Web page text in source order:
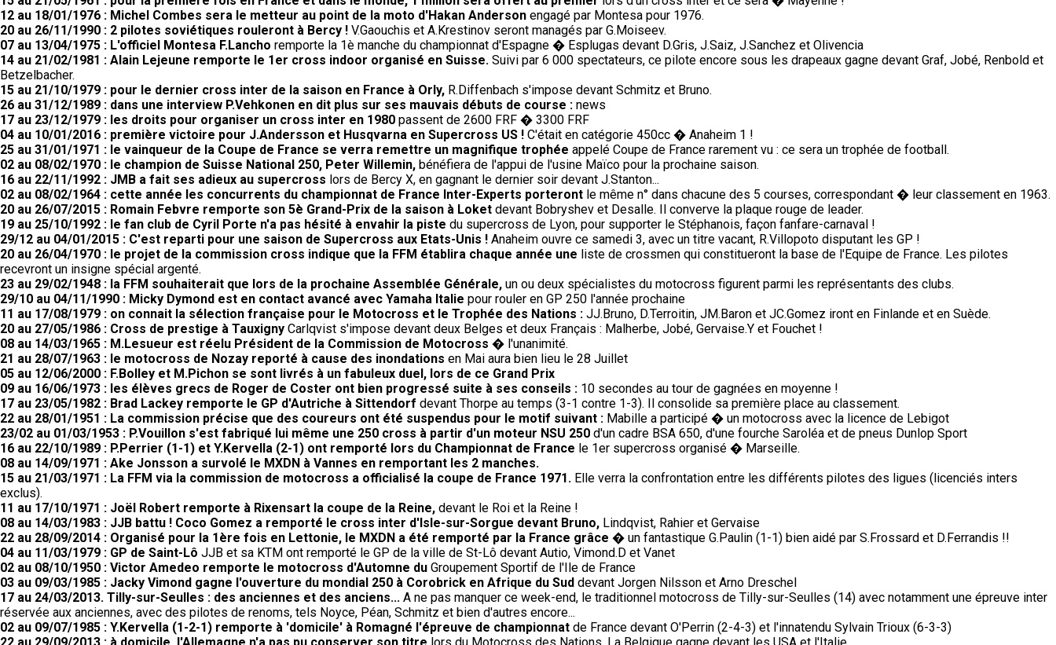
12 au 18/01/1976 : Michel Combes sera le metteur au point de la moto d'Hakan Anderson engagé par Montesa pour 1976.
20 au 26/11/1990 : 2 pilotes soviétiques rouleront à Bercy ! V.Gaouchis et A.Krestinov seront managés par G.Moiseev.
07 au 13/04/1975 : L'officiel Montesa F.Lancho remporte la 1è manche du championnat d'Espagne � Esplugas devant D.Gris, J.Saiz, J.Sanchez et Olivencia
14 au 21/02/1981 : Alain Lejeune remporte le 1er cross indoor organisé en Suisse. Suivi par 6 000 spectateurs, ce pilote encore sous les drapeaux gagne devant Graf, Jobé, Renbold et
Betzelbacher.
15 au 21/10/1979 : pour le dernier cross inter de la saison en France à Orly, R.Diffenbach s'impose devant Schmitz et Bruno.
26 au 31/12/1989 : dans une interview P.Vehkonen en dit plus sur ses mauvais débuts de course : news
17 au 23/12/1979 : les droits pour organiser un cross inter en 1980 passent de 2600 FRF � 3300 FRF
04 au 10/01/2016 : première victoire pour J.Andersson et Husqvarna en Supercross US ! C'était en catégorie 450cc � Anaheim 1 !
25 au 31/01/1971 : le vainqueur de la Coupe de France se verra remettre un magnifique trophée appelé Coupe de France rarement vu : ce sera un trophée de football.
02 au 08/02/1970 : le champion de Suisse National 250, Peter Willemin, bénéfiera de l'appui de l'usine Maïco pour la prochaine saison.
16 au 22/11/1992 : JMB a fait ses adieux au supercross lors de Bercy X, en gagnant le dernier soir devant J.Stanton...
02 au 08/02/1964 : cette année les concurrents du championnat de France Inter-Experts porteront le même n° dans chacune des 5 courses, correspondant � leur classement en 1963.
20 au 26/07/2015 : Romain Febvre remporte son 5è Grand-Prix de la saison à Loket devant Bobryshev et Desalle. Il converve la plaque rouge de leader.
19 au 25/10/1992 : le fan club de Cyril Porte n'a pas hésité à envahir la piste du supercross de Lyon, pour supporter le Stéphanois, façon fanfare-carnaval !
29/12 au 04/01/2015 : C'est reparti pour une saison de Supercross aux Etats-Unis ! Anaheim ouvre ce samedi 3, avec un titre vacant, R.Villopoto disputant les GP !
20 au 26/04/1970 : le projet de la commission cross indique que la FFM établira chaque année une liste de crossmen qui constitueront la base de l'Equipe de France. Les pilotes
recevront un insigne spécial argenté.
23 au 29/02/1948 : la FFM souhaiterait que lors de la prochaine Assemblée Générale, un ou deux spécialistes du motocross figurent parmi les représentants des clubs.
29/10 au 04/11/1990 : Micky Dymond est en contact avancé avec Yamaha Italie pour rouler en GP 250 l'année prochaine
11 au 17/08/1979 : on connait la sélection française pour le Motocross et le Trophée des Nations : JJ.Bruno, D.Terroitin, JM.Baron et JC.Gomez iront en Finlande et en Suède.
20 au 27/05/1986 : Cross de prestige à Tauxigny Carlqvist s'impose devant deux Belges et deux Français : Malherbe, Jobé, Gervaise.Y et Fouchet !
08 au 14/03/1965 : M.Lesueur est réelu Président de la Commission de Motocross � l'unanimité.
21 au 28/07/1963 : le motocross de Nozay reporté à cause des inondations en Mai aura bien lieu le 28 Juillet
05 au 12/06/2000 : F.Bolley et M.Pichon se sont livrés à un fabuleux duel, lors de ce Grand Prix
09 au 16/06/1973 : les élèves grecs de Roger de Coster ont bien progressé suite à ses conseils : 10 secondes au tour de gagnées en moyenne !
17 au 23/05/1982 : Brad Lackey remporte le GP d'Autriche à Sittendorf devant Thorpe au temps (3-1 contre 1-3). Il consolide sa première place au classement.
22 au 28/01/1951 : La commission précise que des coureurs ont été suspendus pour le motif suivant : Mabille a participé � un motocross avec la licence de Lebigot
23/02 au 01/03/1953 : P.Vouillon s'est fabriqué lui même une 250 cross à partir d'un moteur NSU 250 d'un cadre BSA 650, d'une fourche Saroléa et de pneus Dunlop Sport
16 au 22/10/1989 : P.Perrier (1-1) et Y.Kervella (2-1) ont remporté lors du Championnat de France le 1er supercross organisé � Marseille.
08 au 14/09/1971 : Ake Jonsson a survolé le MXDN à Vannes en remportant les 2 manches.
15 au 21/03/1971 : La FFM via la commission de motocross a officialisé la coupe de France 1971. Elle verra la confrontation entre les différents pilotes des ligues (licenciés inters
exclus).
11 au 17/10/1971 : Joël Robert remporte à Rixensart la coupe de la Reine, devant le Roi et la Reine !
08 au 14/03/1983 : JJB battu ! Coco Gomez a remporté le cross inter d'Isle-sur-Sorgue devant Bruno, Lindqvist, Rahier et Gervaise
22 au 28/09/2014 : Organisé pour la 1ère fois en Lettonie, le MXDN a été remporté par la France grâce � un fantastique G.Paulin (1-1) bien aidé par S.Frossard et D.Ferrandis !!
04 au 11/03/1979 : GP de Saint-Lô JJB et sa KTM ont remporté le GP de la ville de St-Lô devant Autio, Vimond.D et Vanet
02 au 08/10/1950 : Victor Amedeo remporte le motocross d'Automne du Groupement Sportif de l'Ile de France
03 au 09/03/1985 : Jacky Vimond gagne l'ouverture du mondial 250 à Corobrick en Afrique du Sud devant Jorgen Nilsson et Arno Dreschel
17 au 24/03/2013. Tilly-sur-Seulles : des anciennes et des anciens... A ne pas manquer ce week-end, le traditionnel motocross de Tilly-sur-Seulles (14) avec notamment une épreuve inter
réservée aux anciennes, avec des pilotes de renoms, tels Noyce, Péan, Schmitz et bien d'autres encore...
02 au 09/07/1985 : Y.Kervella (1-2-1) remporte à 'domicile' à Romagné l'épreuve de championnat de France devant O'Perrin (2-4-3) et l'innatendu Sylvain Trioux (6-3-3)